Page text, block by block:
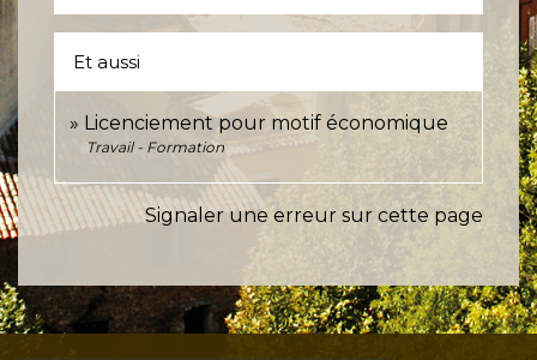
Et aussi
Licenciement pour motif économique
Travail - Formation
Signaler une erreur sur cette page